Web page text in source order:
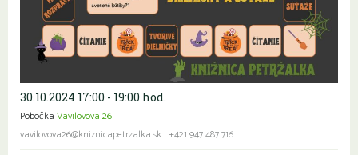
30.10.2024 17:00 - 19:00 hod.
Pobočka Vavilovova 26
vavilovova26@kniznicapetrzalka.sk | +421 947 487 716